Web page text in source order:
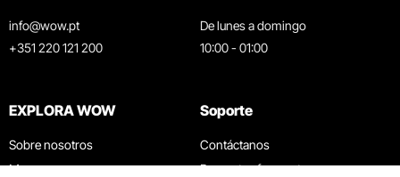
info@wow.pt
+351 220 121 200
De lunes a domingo
10:00 - 01:00
EXPLORA WOW
Sobre nosotros
Museos
Soporte
Contáctanos
Preguntas frecuentes